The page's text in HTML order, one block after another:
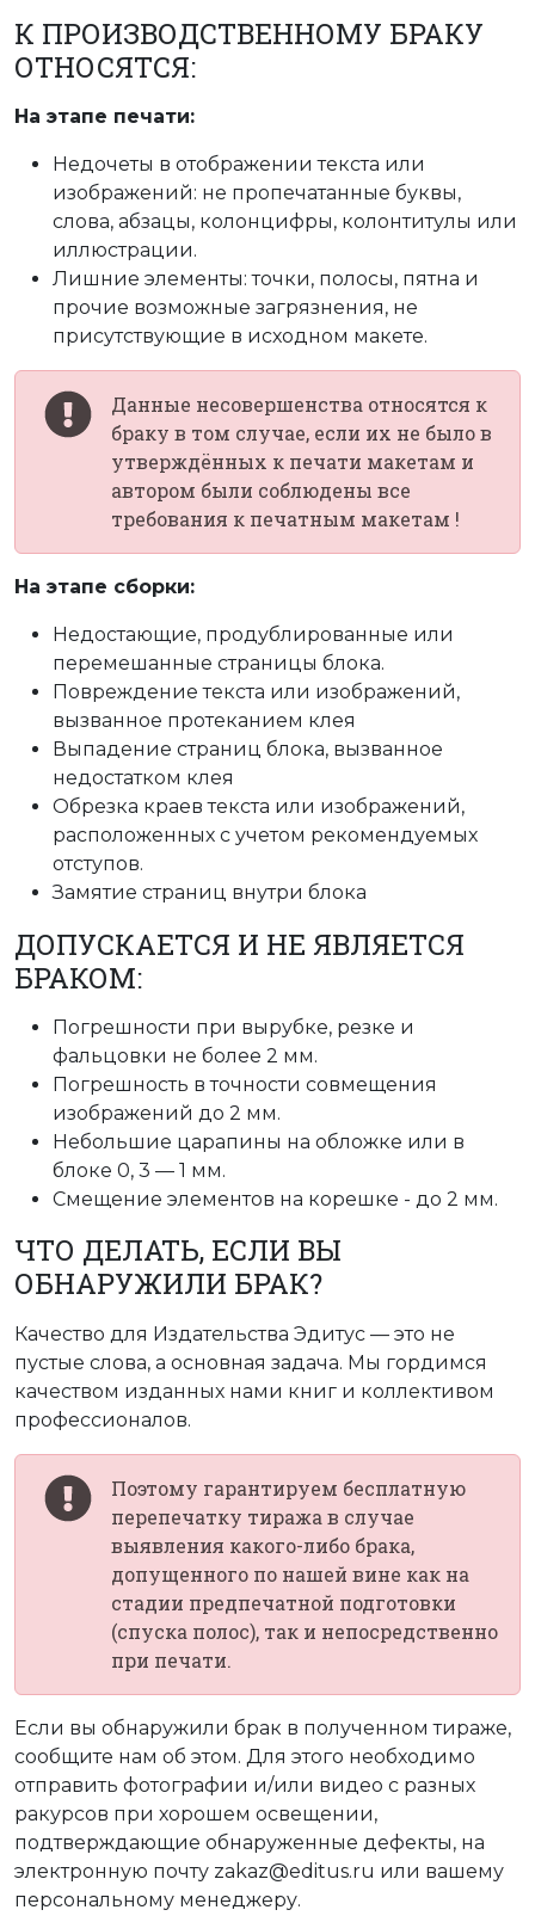
К ПРОИЗВОДСТВЕННОМУ БРАКУ
ОТНОСЯТСЯ:
На этапе печати:
Недочеты в отображении текста или
изображений: не пропечатанные буквы,
слова, абзацы, колонцифры, колонтитулы или
иллюстрации.
Лишние элементы: точки, полосы, пятна и
прочие возможные загрязнения, не
присутствующие в исходном макете.
Данные несовершенства относятся к
браку в том случае, если их не было в
утверждённых к печати макетам и
автором были соблюдены все
требования к печатным макетам !
На этапе сборки:
Недостающие, продублированные или
перемешанные страницы блока.
Повреждение текста или изображений,
вызванное протеканием клея
Выпадение страниц блока, вызванное
недостатком клея
Обрезка краев текста или изображений,
расположенных с учетом рекомендуемых
отступов.
Замятие страниц внутри блока
ДОПУСКАЕТСЯ И НЕ ЯВЛЯЕТСЯ
БРАКОМ:
Погрешности при вырубке, резке и
фальцовки не более 2 мм.
Погрешность в точности совмещения
изображений до 2 мм.
Небольшие царапины на обложке или в
блоке 0, 3 — 1 мм.
Смещение элементов на корешке - до 2 мм.
ЧТО ДЕЛАТЬ, ЕСЛИ ВЫ
ОБНАРУЖИЛИ БРАК?
Качество для Издательства Эдитус — это не
пустые слова, а основная задача. Мы гордимся
качеством изданных нами книг и коллективом
профессионалов.
Поэтому гарантируем бесплатную
перепечатку тиража в случае
выявления какого-либо брака,
допущенного по нашей вине как на
стадии предпечатной подготовки
(спуска полос), так и непосредственно
при печати.
Если вы обнаружили брак в полученном тираже,
сообщите нам об этом. Для этого необходимо
отправить фотографии и/или видео с разных
ракурсов при хорошем освещении,
подтверждающие обнаруженные дефекты, на
электронную почту zakaz@editus.ru или вашему
персональному менеджеру.